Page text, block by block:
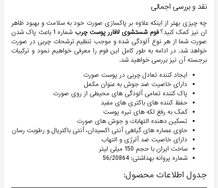
نقد و بررسی اجمالی
چه چیزی بهتر از اینکه علاوه بر پاکسازی صورت خود به سلامت و بهبود ظاهر
ان نیز کمک کنید؟فوم شستشوی لافارر پوست چرب
شماره 1 باعث پاک شدن
صورت شما از هر نوع آلودگی شده و موجب تنظیم ترشحات چربی در صورت
خواهد شد. در ادامه به طور کامل این فوم را معرفی خواهیم نمود و ترکیبات
برجسته آن نیز بررسی خواهید شد.
ایجاد کننده تعادل چربی در پوست صورت
دارای خاصیت ضد جوش به عنوان مکمل
پاک کننده تمامی آلودگی های محیطی از روی صورت
حفظ کننده های باکتری‌ های مفید
کمک به رفع لکه های تیره پوست
تسکین دهنده التهابات و جوش های صورت
حاوی عصاره‌ های گیاهی آنتی اکسیدان، آنتی باکتریال و رطوبت رسان
دارای خاصیت ضد آلرژی و التهاب
ساخت ایران با حجم 150 میلی لیتر
شماره پروانه بهداشتی: 56/20864
جدول اطلاعات محصول: